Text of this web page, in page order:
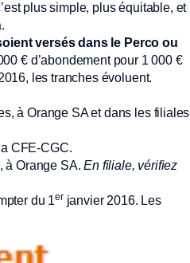
plus simple, plus équitable, et
versésdans le Perco ou
€ d’abondement pour 1 000 €
les tranches évoluent.
à Orange SA et dans les filiales
CFE-CGC.
à Orange SA.En filiale, vérifiez
du 1er janvier 2016. Les